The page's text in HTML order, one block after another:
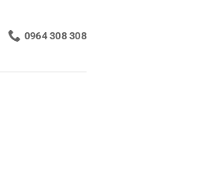
0964 308 308